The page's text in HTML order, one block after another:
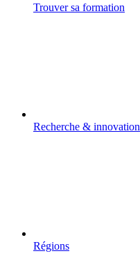
Trouver sa formation
Recherche & innovation
Régions